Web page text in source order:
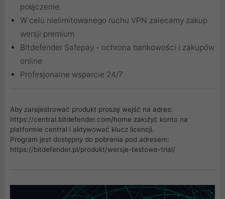
połączenie.
W celu nielimitowanego ruchu VPN zalecamy zakup
wersji premium
Bitdefender Safepay - ochrona bankowości i zakupów
online
Profesjonalne wsparcie 24/7
Aby zarejestrować produkt proszę wejść na adres:
https://central.bitdefender.com/home założyć konto na
platformie central i aktywować klucz licencji.
Program jest dostępny do pobrania pod adresem:
https://bitdefender.pl/produkt/wersje-testowe-trial/